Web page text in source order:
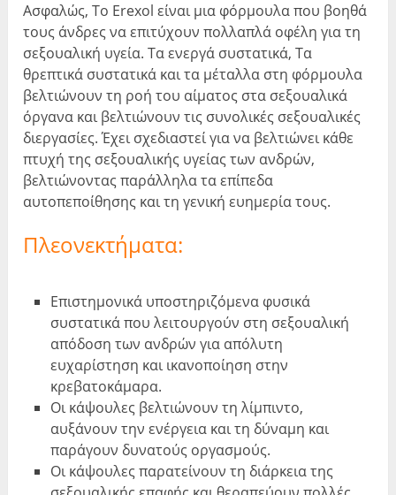
Ασφαλώς, Το Erexol είναι μια φόρμουλα που βοηθά
τους άνδρες να επιτύχουν πολλαπλά οφέλη για τη
σεξουαλική υγεία. Τα ενεργά συστατικά, Τα
θρεπτικά συστατικά και τα μέταλλα στη φόρμουλα
βελτιώνουν τη ροή του αίματος στα σεξουαλικά
όργανα και βελτιώνουν τις συνολικές σεξουαλικές
διεργασίες. Έχει σχεδιαστεί για να βελτιώνει κάθε
πτυχή της σεξουαλικής υγείας των ανδρών,
βελτιώνοντας παράλληλα τα επίπεδα
αυτοπεποίθησης και τη γενική ευημερία τους.
Πλεονεκτήματα:
Επιστημονικά υποστηριζόμενα φυσικά
συστατικά που λειτουργούν στη σεξουαλική
απόδοση των ανδρών για απόλυτη
ευχαρίστηση και ικανοποίηση στην
κρεβατοκάμαρα.
Οι κάψουλες βελτιώνουν τη λίμπιντο,
αυξάνουν την ενέργεια και τη δύναμη και
παράγουν δυνατούς οργασμούς.
Οι κάψουλες παρατείνουν τη διάρκεια της